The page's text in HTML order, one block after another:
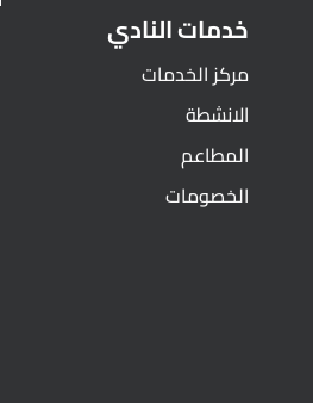
خدمات النادي
مركز الخدمات
الانشطة
المطاعم
الخصومات